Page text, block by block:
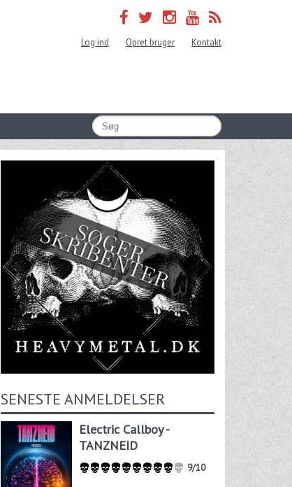
Log ind Opret bruger Kontakt
SENESTE ANMELDELSER
Electric Callboy -
TANZNEID
9/10